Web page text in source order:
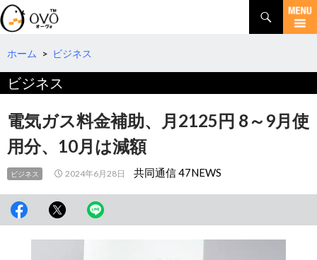
検
索
コ
テ
へ
移
ホーム > ビジネス
ビジネス
電気ガス料金補助、月2125円 8～9月使
用分、10月は減額
ビジネス 2024年6月28日 共同通信 47NEWS